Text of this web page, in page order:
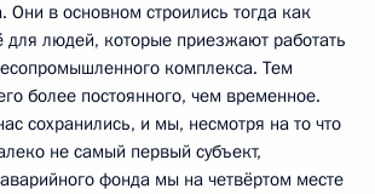
в основном строились тогда как
людей, которые приезжают работать
комплекса. Тем
более постоянного, чем временное.
сохранились, и мы, несмотря на то что
не самый первый субъект,
фонда мы на четвёртом месте